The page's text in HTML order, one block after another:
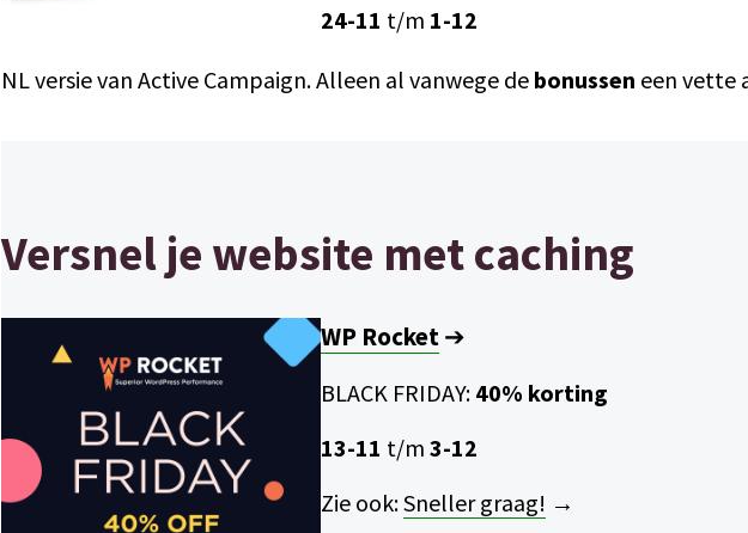
24-11 t/m 1-12
NL versie van Active Campaign. Alleen al vanwege de bonussen een vette
Versnel je website met caching
WP Rocket➔
BLACK FRIDAY: 40% korting
13-11 t/m 3-12
Zie ook:Sneller graag! →